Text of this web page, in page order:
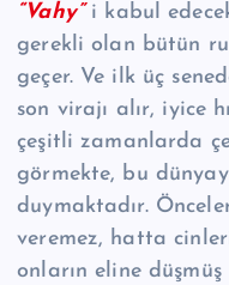
“Vahy” i kabul
gerekli olan bütün
geçer. Ve ilk üç
son virajı alır, iyice
çeşitli zamanlarda
görmekte, bu
duymaktadır.
veremez, hatta
onların eline